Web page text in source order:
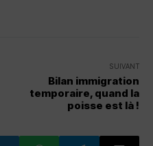
SUIVANT
Bilan immigration
temporaire, quand la
poisse est là !